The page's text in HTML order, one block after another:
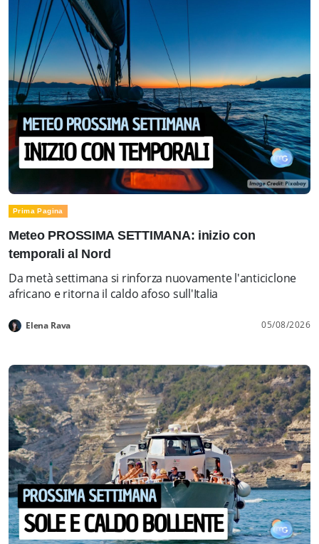
Prima Pagina
Meteo PROSSIMA SETTIMANA: inizio con
temporali al Nord
Da metà settimana si rinforza nuovamente l'anticiclone
africano e ritorna il caldo afoso sull'Italia
Elena Rava 05/08/2026